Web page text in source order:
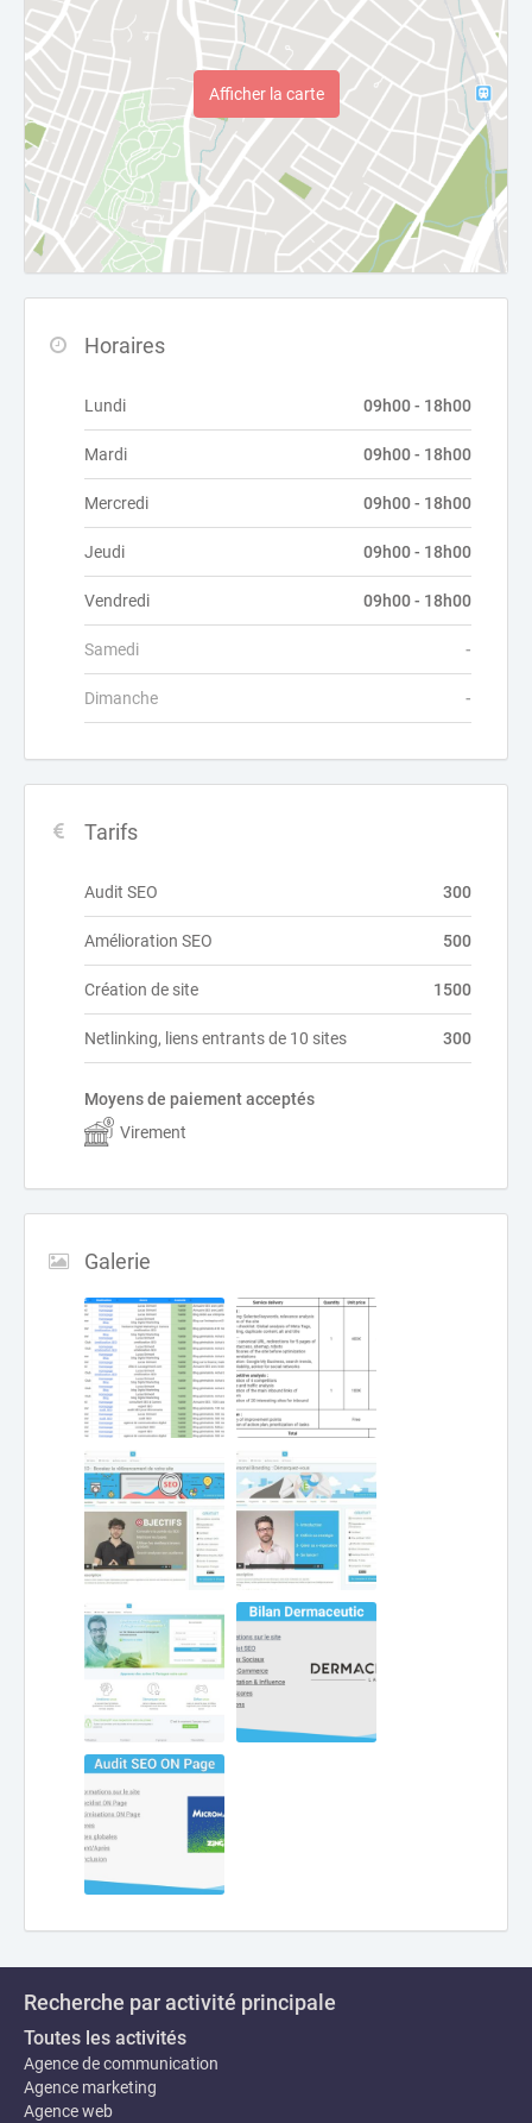
Afficher la carte
Horaires
Lundi 09h00 - 18h00
Mardi 09h00 - 18h00
Mercredi 09h00 - 18h00
Jeudi 09h00 - 18h00
Vendredi 09h00 - 18h00
Samedi -
Dimanche -
Tarifs
Audit SEO 300
Amélioration SEO 500
Création de site 1500
Netlinking, liens entrants de 10 sites 300
Moyens de paiement acceptés
Virement
Galerie
Recherche par activité principale
Toutes les activités
Agence de communication
Agence marketing
Agence web